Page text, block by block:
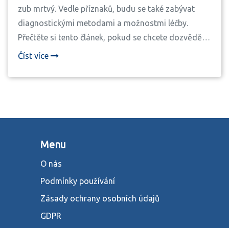
zub mrtvý. Vedle příznaků, budu se také zabývat
diagnostickými metodami a možnostmi léčby.
Přečtěte si tento článek, pokud se chcete dozvědět
více o tomto tématu, které je více složité, než by se
pečujte o své zuby, protože tato situace je opravdu
Číst více
Menu
O nás
Podmínky používání
Zásady ochrany osobních údajů
GDPR